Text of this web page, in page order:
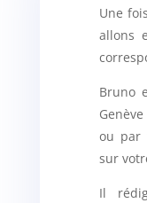
Une
allons
Bruno
ou par
sur
Il